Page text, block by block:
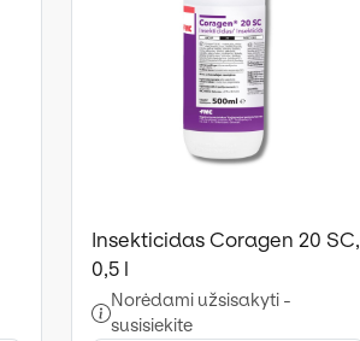
Insekticidas Coragen 20 SC,
0,5 l
Norėdami užsisakyti -
susisiekite